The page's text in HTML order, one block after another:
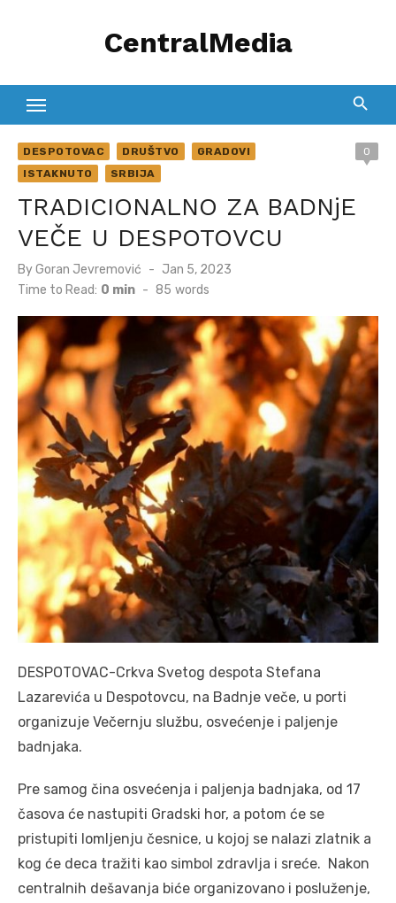
CentralMedia
DESPOTOVAC DRUŠTVO
GRADOVI
ISTAKNUTO
SRBIJA
0
TRADICIONALNO ZA BADNjE
VEČE U DESPOTOVCU
ByGoran Jevremović
Posted
on
Jan 5, 2023
Time to Read: 0 min - 85 words
DESPOTOVAC-Crkva Svetog despota Stefana
Lazarevića u Despotovcu, na Badnje veče, u porti
organizuje Večernju službu, osvećenje i paljenje
badnjaka.
Pre samog čina osvećenja i paljenja badnjaka, od 17
časova će nastupiti Gradski hor, a potom će se
pristupiti lomljenju česnice, u kojoj se nalazi zlatnik a
kog će deca tražiti kao simbol zdravlja i sreće. Nakon
centralnih dešavanja biće organizovano i posluženje,